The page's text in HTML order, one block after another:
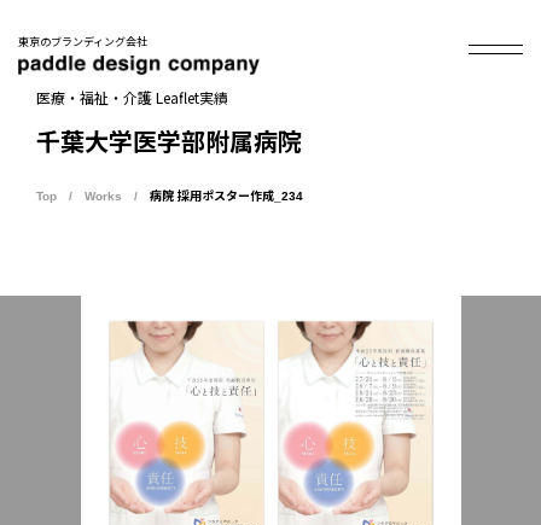
東京のブランディング会社
医療・福祉・介護 Leaflet実績
千葉大学医学部附属病院
Top Works 病院 採用ポスター作成_234